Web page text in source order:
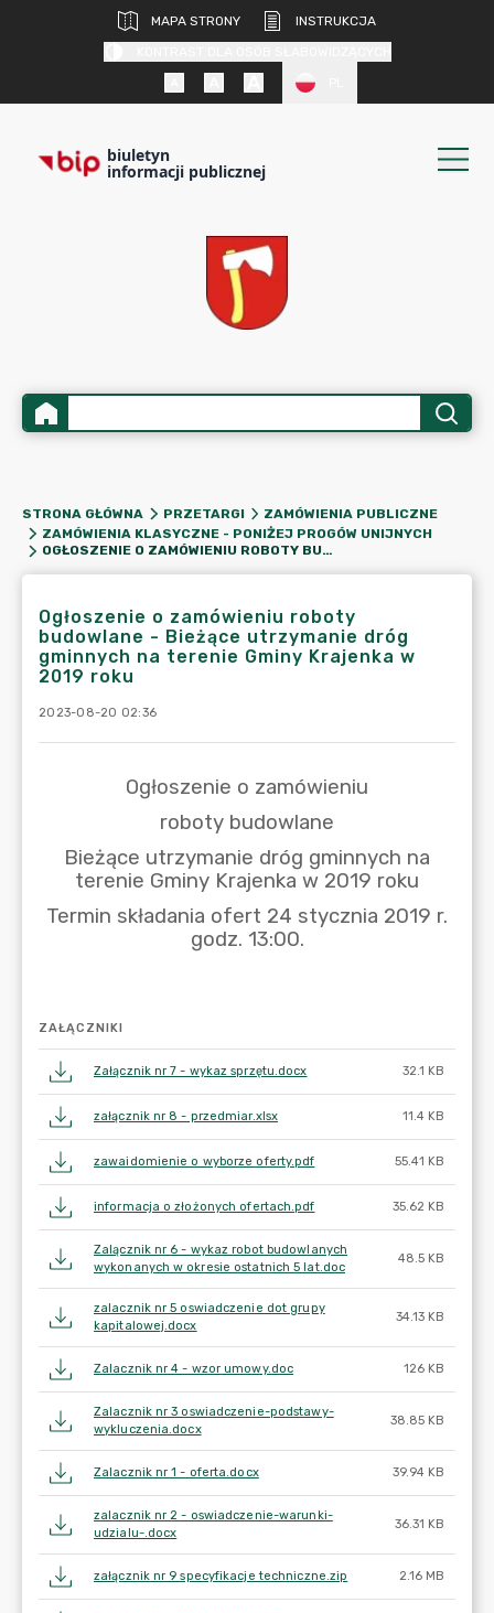
MAPA STRONY
INSTRUKCJA
biuletyn
informacji publicznej
STRONA GŁÓWNA PRZETARGI
ZAMÓWIENIA PUBLICZNE
ZAMÓWIENIA KLASYCZNE - PONIŻEJ PROGÓW UNIJNYCH
OGŁOSZENIE O ZAMÓWIENIU ROBOTY BUDOWLANE - BIEŻĄCE UTRZYMANIE DRÓG GMINNYCH NA TERENIE GMINY KRAJENKA W 2019 ROKU
Ogłoszenie o zamówieniu roboty
budowlane - Bieżące utrzymanie dróg
gminnych na terenie Gminy Krajenka w
2019 roku
2023-08-20 02:36
ZAŁĄCZNIKI
Załącznik nr 7 - wykaz sprzętu.docx 32.1 KB
załącznik nr 8 - przedmiar.xlsx 11.4 KB
zawaidomienie o wyborze oferty.pdf 55.41 KB
informacja o złożonych ofertach.pdf 35.62 KB
Zalącznik nr 6 - wykaz robot budowlanych
wykonanych w okresie ostatnich 5 lat.doc
48.5 KB
zalacznik nr 5 oswiadczenie dot grupy
kapitalowej.docx
34.13 KB
Zalacznik nr 4 - wzor umowy.doc 126 KB
Zalacznik nr 3 oswiadczenie-podstawy-
wykluczenia.docx
38.85 KB
Zalacznik nr 1 - oferta.docx 39.94 KB
zalacznik nr 2 - oswiadczenie-warunki-
udzialu-.docx
36.31 KB
załącznik nr 9 specyfikacje techniczne.zip 2.16 MB